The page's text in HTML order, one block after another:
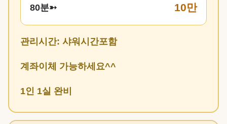
80분➳ 10만
관리시간: 샤워시간포함
계좌이체 가능하세요^^
1인 1실 완비